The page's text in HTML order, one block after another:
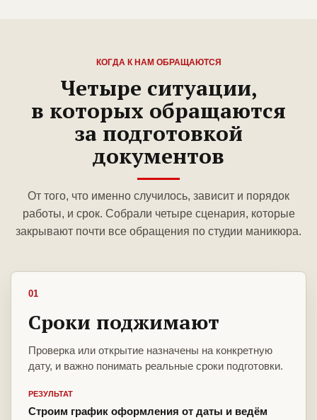
КОГДА К НАМ ОБРАЩАЮТСЯ
Четыре ситуации,
в которых обращаются
за подготовкой
документов
От того, что именно случилось, зависит и порядок
работы, и срок. Собрали четыре сценария, которые
закрывают почти все обращения по студии маникюра.
01
Сроки поджимают
Проверка или открытие назначены на конкретную
дату, и важно понимать реальные сроки подготовки.
РЕЗУЛЬТАТ
Строим график оформления от даты и ведём